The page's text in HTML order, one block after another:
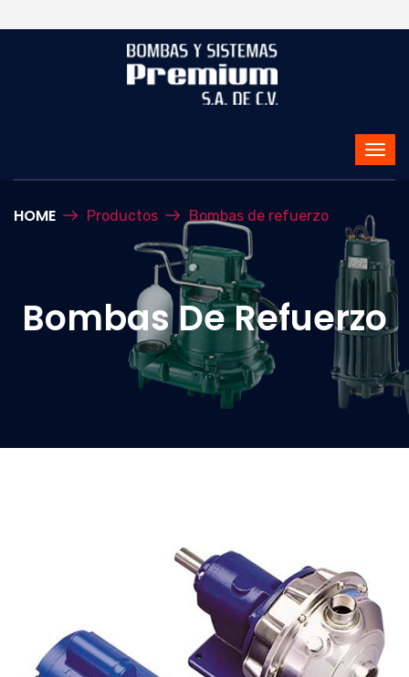
HOME Productos Bombas de refuerzo
Bombas De Refuerzo